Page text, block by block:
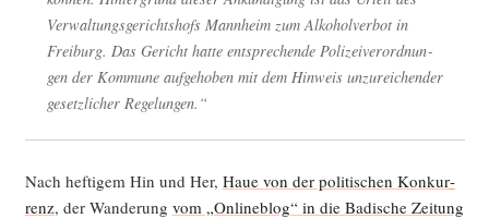
Ver­wal­tungs­ge­richts­hofs Mann­heim zum Alko­hol­ver­bot in
Frei­burg. Das Gericht hat­te ent­spre­chen­de Poli­zei­ver­ord­nun­
gen der Kom­mu­ne auf­ge­ho­ben mit dem Hin­weis unzu­rei­chen­der
gesetz­li­cher Regelungen.“
Nach hef­ti­gem Hin und Her, Haue von der poli­ti­schen Kon­kur­
renz, der Wan­de­rung vom „Online­b­log“ in die Badi­sche Zei­tung